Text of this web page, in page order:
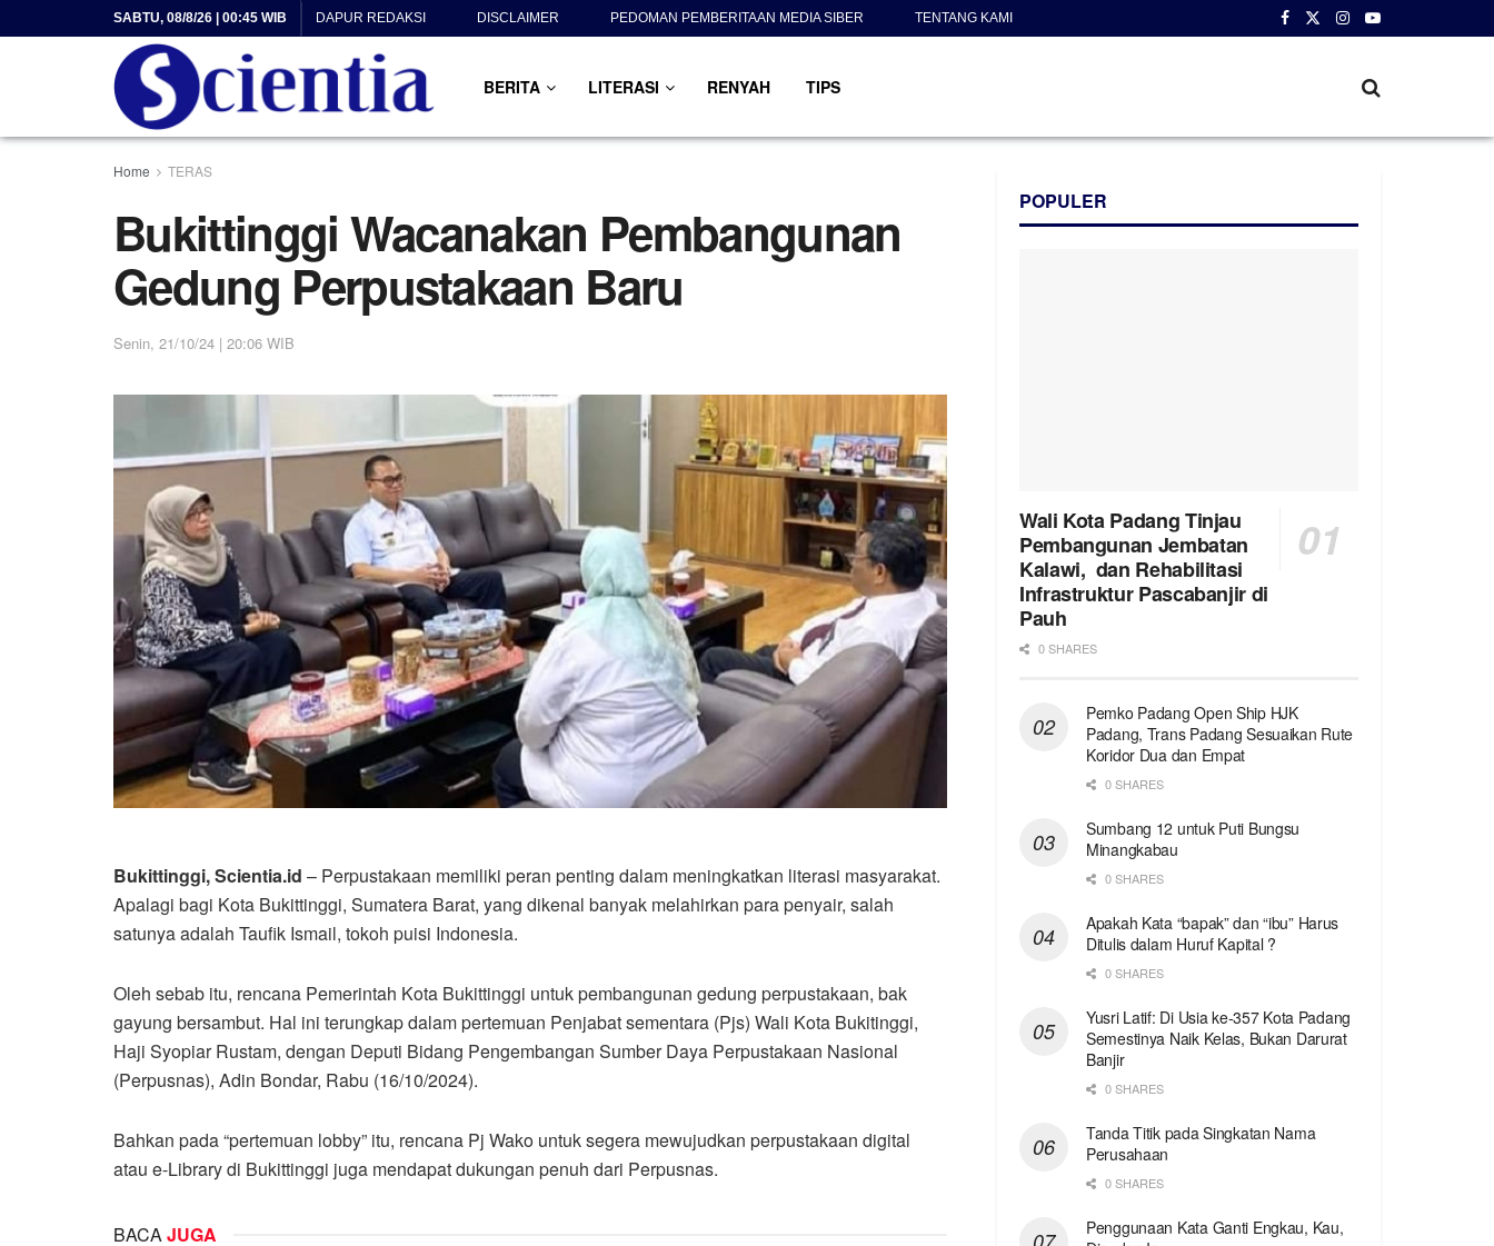
SABTU, 08/8/26 | 00:45 WIB DAPUR REDAKSI DISCLAIMER PEDOMAN PEMBERITAAN MEDIA SIBER TENTANG KAMI
BERITA LITERASI RENYAH TIPS
Home TERAS
Bukittinggi Wacanakan Pembangunan
Gedung Perpustakaan Baru
Senin, 21/10/24 | 20:06 WIB
Bukittinggi, Scientia.id – Perpustakaan memiliki peran penting dalam meningkatkan literasi masyarakat.
Apalagi bagi Kota Bukittinggi, Sumatera Barat, yang dikenal banyak melahirkan para penyair, salah
satunya adalah Taufik Ismail, tokoh puisi Indonesia.
Oleh sebab itu, rencana Pemerintah Kota Bukittinggi untuk pembangunan gedung perpustakaan, bak
gayung bersambut. Hal ini terungkap dalam pertemuan Penjabat sementara (Pjs) Wali Kota Bukitinggi,
Haji Syopiar Rustam, dengan Deputi Bidang Pengembangan Sumber Daya Perpustakaan Nasional
(Perpusnas), Adin Bondar, Rabu (16/10/2024).
Bahkan pada “pertemuan lobby” itu, rencana Pj Wako untuk segera mewujudkan perpustakaan digital
atau e-Library di Bukittinggi juga mendapat dukungan penuh dari Perpusnas.
BACAJUGA
POPULER
Wali Kota Padang Tinjau
Pembangunan Jembatan
Kalawi, dan Rehabilitasi
Infrastruktur Pascabanjir di
Pauh
0 SHARES
Pemko Padang Open Ship HJK
Padang, Trans Padang Sesuaikan Rute
Koridor Dua dan Empat
0 SHARES
Sumbang 12 untuk Puti Bungsu
Minangkabau
0 SHARES
Apakah Kata “bapak” dan “ibu” Harus
Ditulis dalam Huruf Kapital ?
0 SHARES
Yusri Latif: Di Usia ke-357 Kota Padang
Semestinya Naik Kelas, Bukan Darurat
Banjir
0 SHARES
Tanda Titik pada Singkatan Nama
Perusahaan
0 SHARES
Penggunaan Kata Ganti Engkau, Kau,